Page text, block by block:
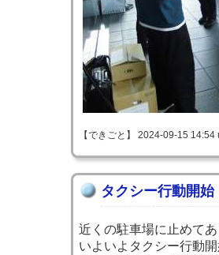
【できごと】 2024-09-15
タクシー行動開始
近くの駐車場に止めて
いよいよタクシー行動